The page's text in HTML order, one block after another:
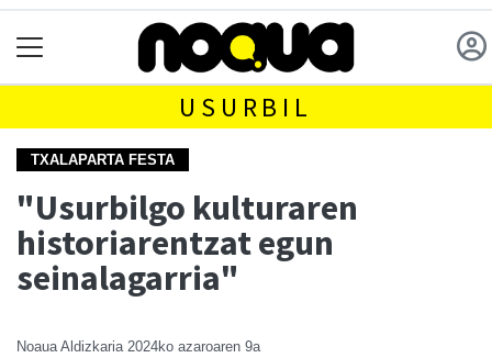
USURBIL
TXALAPARTA FESTA
"Usurbilgo kulturaren
historiarentzat egun
seinalagarria"
Noaua Aldizkaria 2024ko azaroaren 9a